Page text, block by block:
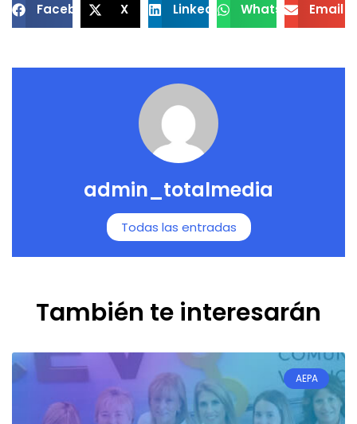
Facebook X LinkedIn WhatsApp Email
admin_totalmedia
Todas las entradas
También te interesarán
AEPA